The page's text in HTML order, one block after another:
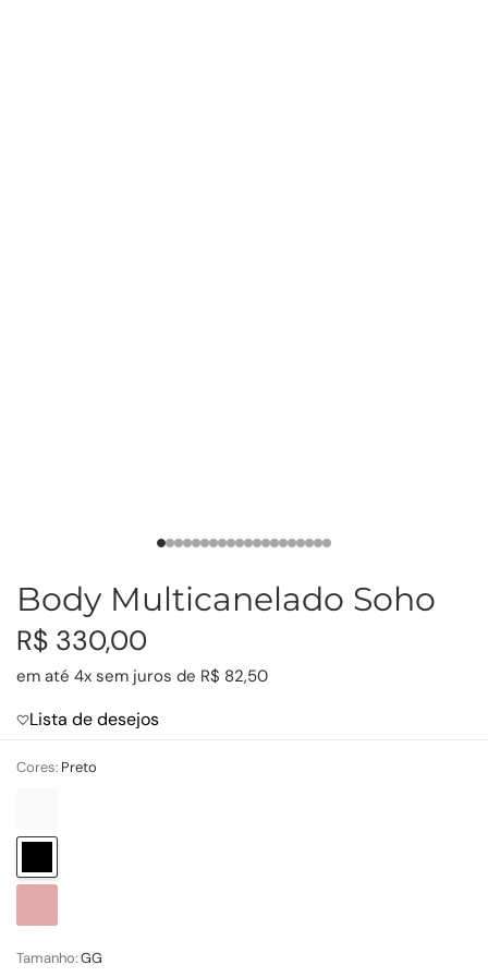
Body Multicanelado Soho
R$ 330,00
em até 4x sem juros de R$ 82,50
Lista de desejos
Cores: Preto
Preto
Tamanho:GG